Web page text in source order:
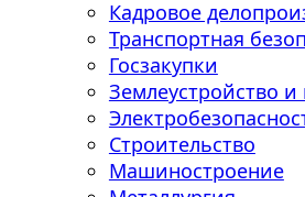
Кадровое
Транспортная
Госзакупки
Землеустройство и
Строительство
Машиностроение